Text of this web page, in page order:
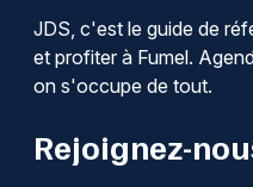
JDS, c'est le guide de
et profiter à Fumel.
on s'occupe de tout.
Rejoignez-